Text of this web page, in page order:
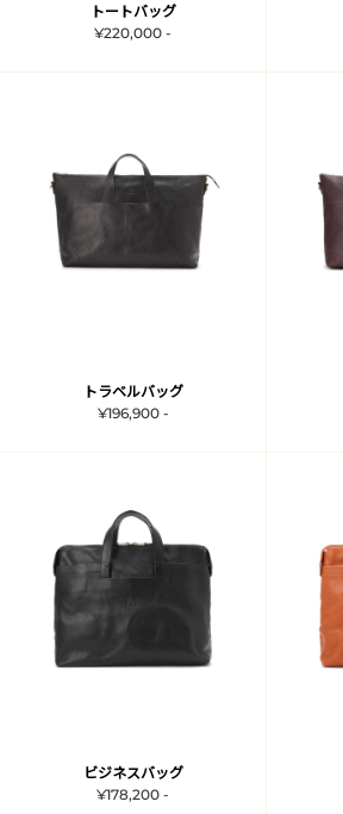
トートバッグ
¥220,000 -
トラベルバッグ
¥196,900 -
ビジネスバッグ
¥178,200 -